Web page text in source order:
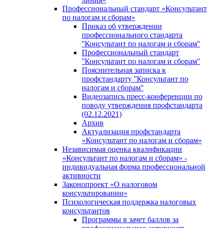
Профессиональный стандарт «Консультант
по налогам и сборам»
Приказ об утверждении
профессионального стандарта
''Консультант по налогам и сборам''
Профессиональный стандарт
''Консультант по налогам и сборам''
Пояснительная записка к
профстандарту ''Консультант по
налогам и сборам''
Видеозапись пресс-конференции по
поводу утверждения профстандарта
(02.12.2021)
Архив
Актуализация профстандарта
«Консультант по налогам и сборам»
Независимая оценка квалификации
«Консультант по налогам и сборам» -
индивидуальная форма профессиональной
активности
Законопроект «О налоговом
консультировании»
Психологическая поддержка налоговых
консультантов
Программы в зачет баллов за